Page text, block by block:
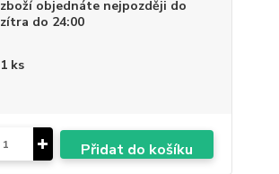
zboží objednáte nejpozději do
zítra do 24:00
1 ks
Přidat do košíku